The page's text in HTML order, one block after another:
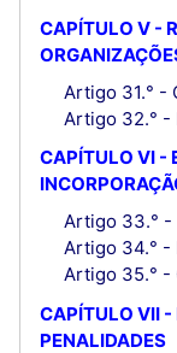
CAPÍTULO V -
Artigo 31.° -
Artigo 32.° -
CAPÍTULO VI -
Artigo 33.° -
Artigo 34.° -
Artigo 35.° -
CAPÍTULO VII -
PENALIDADES